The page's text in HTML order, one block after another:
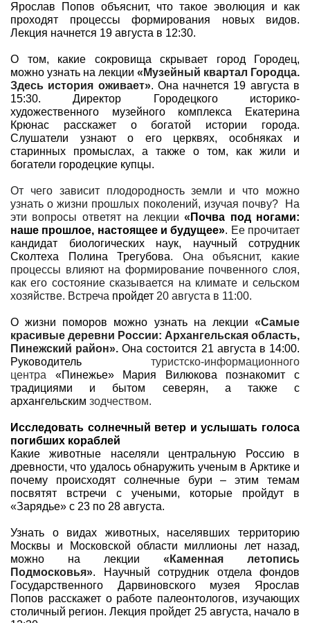
Ярослав Попов объяснит, что такое эволюция и как
проходят процессы формирования новых видов.
Лекция начнется 19 августа в 12:30.
О том, какие сокровища скрывает город Городец,
можно узнать на лекции «Музейный квартал Городца.
Здесь история оживает». Она начнется 19 августа в
15:30. Директор Городецкого историко-
художественного музейного комплекса Екатерина
Крюнас
расскажет о богатой истории города.
Слушатели узнают о его церквях, особняках и
старинных промыслах, а также о том, как жили и
богатели городецкие купцы.
От чего зависит плодородность земли и что можно
узнать о жизни прошлых поколений, изучая почву? На
эти вопросы ответят на лекции« Почва под ногами:
наше прошлое, настоящее и будущее». Ее прочитает
кандидат биологических наук, научный сотрудник
Сколтеха Полина Трегубова. Она объяснит, какие
процессы влияют на формирование почвенного слоя,
как его состояние сказывается на климате и сельском
хозяйстве. Встреча пройдет 20 августа в 11:00.
О жизни поморов можно узнать на лекции «Самые
красивые деревни России: Архангельская область,
Пинежский район».Она состоится 21 августа в 14:00.
Руководитель туристско-информационного
центра «Пинежье» Мария Вилюкова познакомит с
традициями и бытом северян, а также с
архангельским зодчеством.
Исследовать солнечный ветер и услышать голоса
погибших кораблей
Какие животные населяли центральную Россию в
древности, что удалось обнаружить ученым в Арктике и
почему происходят солнечные бури – этим темам
посвятят встречи с учеными, которые пройдут в
«Зарядье» с 23 по 28 августа.
Узнать о видах животных, населявших территорию
Москвы и Московской области миллионы лет назад,
можно на лекции «Каменная летопись
Подмосковья». Научный сотрудник отдела фондов
Государственного Дарвиновского музея Ярослав
Попов расскажет о работе палеонтологов, изучающих
столичный регион. Лекция пройдет 25 августа, начало в